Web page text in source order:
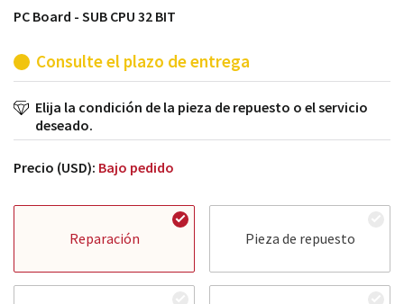
PC Board - SUB CPU 32 BIT
Consulte el plazo de entrega
Elija la condición de la pieza de repuesto o el servicio
deseado.
Precio (USD): Bajo pedido
Reparación Pieza de repuesto